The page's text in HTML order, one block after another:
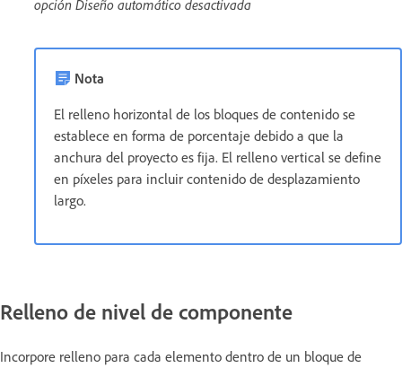
opción Diseño automático desactivada
Nota
El relleno horizontal de los bloques de contenido se
establece en forma de porcentaje debido a que la
anchura del proyecto es fija. El relleno vertical se define
en píxeles para incluir contenido de desplazamiento
largo.
Relleno de nivel de componente
Incorpore relleno para cada elemento dentro de un bloque de